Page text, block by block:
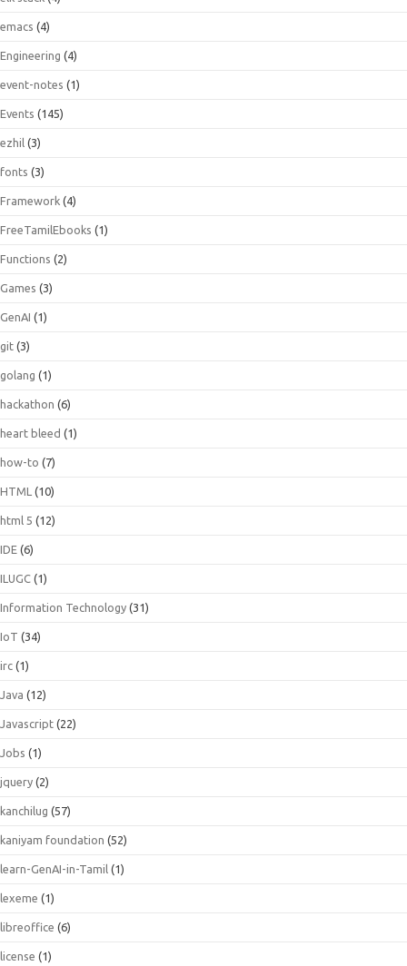
emacs (4)
Engineering (4)
event-notes (1)
Events (145)
ezhil (3)
fonts (3)
Framework (4)
FreeTamilEbooks (1)
Functions (2)
Games (3)
GenAI (1)
git (3)
golang (1)
hackathon (6)
heart bleed (1)
how-to (7)
HTML (10)
html 5 (12)
IDE (6)
ILUGC (1)
Information Technology (31)
IoT (34)
irc (1)
Java (12)
Javascript (22)
Jobs (1)
jquery (2)
kanchilug (57)
kaniyam foundation (52)
learn-GenAI-in-Tamil (1)
lexeme (1)
libreoffice (6)
license (1)